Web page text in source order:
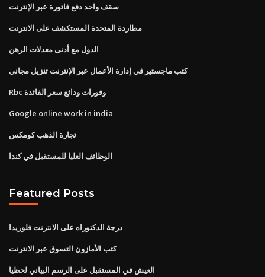
سقف واحد دفع فاتورة عبر الإنترنت
مطاردة المتحدة المستكشف على الانترنت
الدول مع أدنى معدلات الرهن
كتب ماجستير في إدارة الأعمال عبر الإنترنت تنزيل مجاني
Rbc وفورات ودائع سعر الفائدة
Google online work in india
تجارة الذهب كومكس
الوظائف العليا للمستقبل في كندا
Featured Posts
درجة الدكتوراه على الانترنت فلوريدا
كتب الأمازون التسوق عبر الانترنت
العيش في المستقبل على الرسم البياني لحظيا